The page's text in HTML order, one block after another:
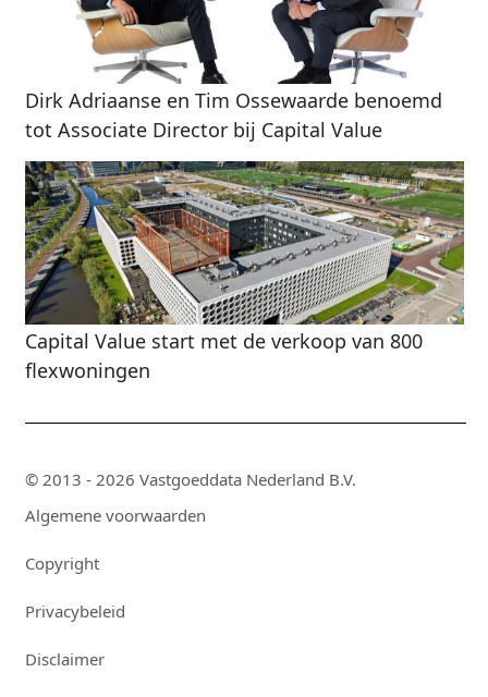
Dirk Adriaanse en Tim Ossewaarde benoemd
tot Associate Director bij Capital Value
Capital Value start met de verkoop van 800
flexwoningen
© 2013 - 2026 Vastgoeddata Nederland B.V.
Algemene voorwaarden
Copyright
Privacybeleid
Disclaimer